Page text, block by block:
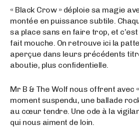
« Black Crow » déploie sa magie
montée en puissance subtile.
sa place sans en faire trop, et
fait mouche. On retrouve ici la
aperçue dans leurs précédents
aboutie, plus confidentielle.
Mr B & The Wolf nous offrent avec
moment suspendu, une ballade
au cœur tendre. Une ode à la
qui nous aiment de loin.